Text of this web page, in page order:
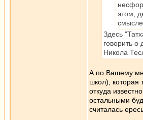
этом,
смысле
Здесь
говорить
Никола
А по Вашему
школ), которая
откуда
остальными
считалась